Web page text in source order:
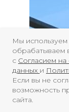
Мы
обрабатываем
с Согласием
данных и
Если вы не
возможность
сайта.